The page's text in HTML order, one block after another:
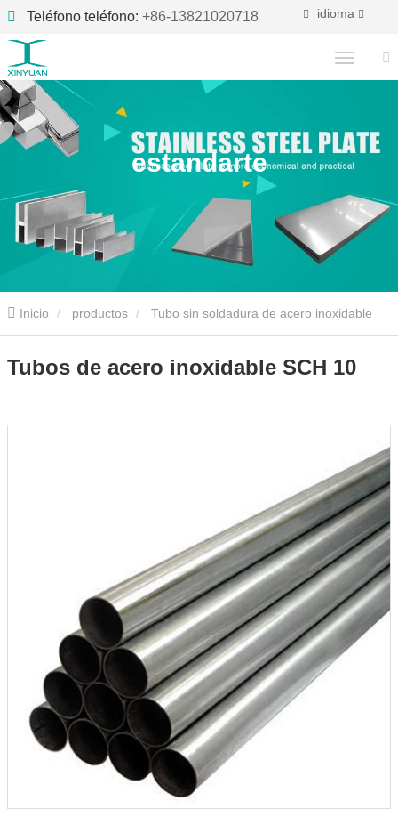
Teléfono teléfono: +86-13821020718 idioma
estandarte
Inicio productos Tubo sin soldadura de acero inoxidable
Tubos de acero inoxidable SCH 10